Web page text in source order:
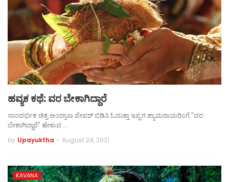
ಹವ್ಯಕ ಕಥೆ: ವರ ಬೇಕಾಗಿದ್ದಾರೆ
ಸಾಂದರ್ಭಿಕ ಚಿತ್ರ ಅಂದ್ರಾಣ ಪೇಪರ್ ಬಿಡಿಸಿ ಓದುತ್ತಾ ಇಪ್ಪಗ ಶ್ಯಾಮರಾಯರಿಂಗೆ "ವರ
ಬೇಕಾಗಿದ್ದಾರೆ" ಹೇಳುವ …
by Upayuktha - August 24, 2021
KAVANA